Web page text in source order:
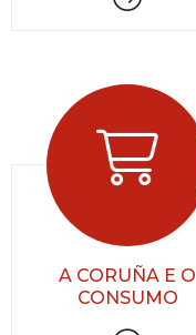
A CORUÑA E O
CONSUMO